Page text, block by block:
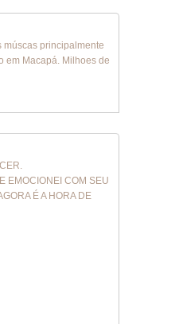
múscas principalmente
em Macapá. Milhoes de
EMOCIONEI COM SEU
É A HORA DE